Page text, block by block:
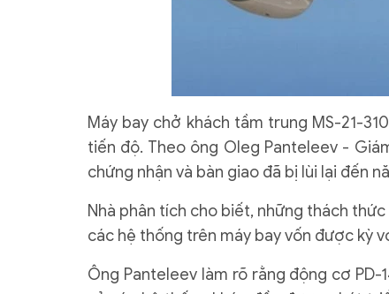
Máy bay chở khách tầm trung MS-21-
tiến độ. Theo ông Oleg Panteleev -
chứng nhận và bàn giao đã bị lùi lại đến
Nhà phân tích cho biết, những thách
các hệ thống trên máy bay vốn được kỳ
Ông Panteleev làm rõ rằng động cơ